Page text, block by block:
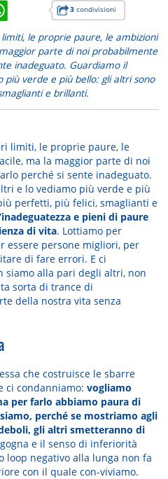
3condivisioni
le proprie paure, le ambizioni
parte di noi probabilmente
inadeguato. Guardiamo il
più verde e più bello: gli altri sono
e brillanti.
limiti, le proprie paure, le
ma la maggior parte di noi
perché si sente inadeguato.
e lo vediamo più verde e più
perfetti, più felici, smaglianti e
e pieni di paure
di vita. Lottiamo per
essere persone migliori, per
di fare errori. E ci
siamo alla pari degli altri, non
sorta di trance di
della nostra vita senza
che costruisce le sbarre
ci condanniamo:vogliamo
per farlo abbiamo paura di
perché se mostriamo agli
gli altri smetteranno di
e il senso di inferiorità
negativo alla lunga non fa
con il quale con-viviamo.